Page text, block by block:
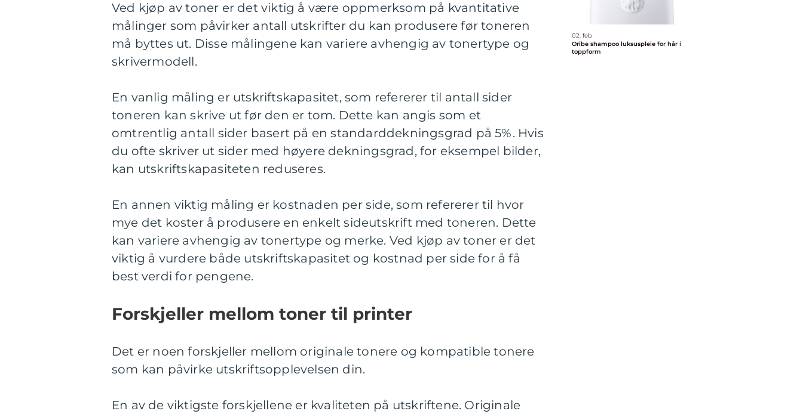
Ved kjøp av toner er det viktig å være oppmerksom på kvantitative
målinger som påvirker antall utskrifter du kan produsere før toneren
må byttes ut. Disse målingene kan variere avhengig av tonertype og
skrivermodell.
En vanlig måling er utskriftskapasitet, som refererer til antall sider
toneren kan skrive ut før den er tom. Dette kan angis som et
omtrentlig antall sider basert på en standarddekningsgrad på 5%. Hvis
du ofte skriver ut sider med høyere dekningsgrad, for eksempel bilder,
kan utskriftskapasiteten reduseres.
En annen viktig måling er kostnaden per side, som refererer til hvor
mye det koster å produsere en enkelt sideutskrift med toneren. Dette
kan variere avhengig av tonertype og merke. Ved kjøp av toner er det
viktig å vurdere både utskriftskapasitet og kostnad per side for å få
best verdi for pengene.
Forskjeller mellom toner til printer
Det er noen forskjeller mellom originale tonere og kompatible tonere
som kan påvirke utskriftsopplevelsen din.
En av de viktigste forskjellene er kvaliteten på utskriftene. Originale
02. feb
Oribe shampoo luksuspleie for hår i
toppform